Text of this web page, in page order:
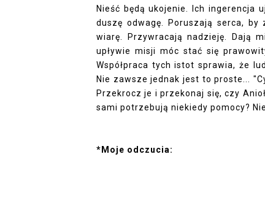
Nieść będą ukojenie. Ich ingerencja
duszę odwagę. Poruszają serca,
wiarę. Przywracają nadzieję. Dają
upływie misji móc stać się
Współpraca tych istot sprawia, że
Nie zawsze jednak jest to proste...
Przekrocz je i przekonaj się, czy
sami potrzebują niekiedy pomocy?
*Moje odczucia: